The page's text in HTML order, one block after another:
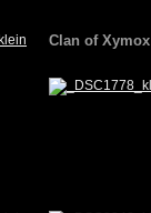
Clan of Xymox